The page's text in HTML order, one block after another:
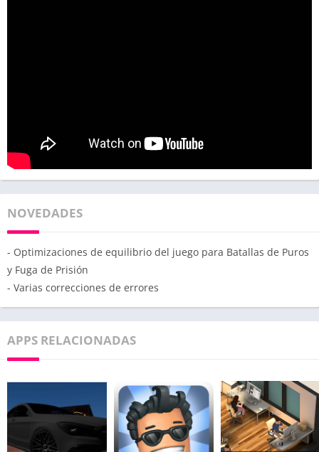
NOVEDADES
- Optimizaciones de equilibrio del juego para Batallas de Puros
y Fuga de Prisión
- Varias correcciones de errores
APPS RELACIONADAS